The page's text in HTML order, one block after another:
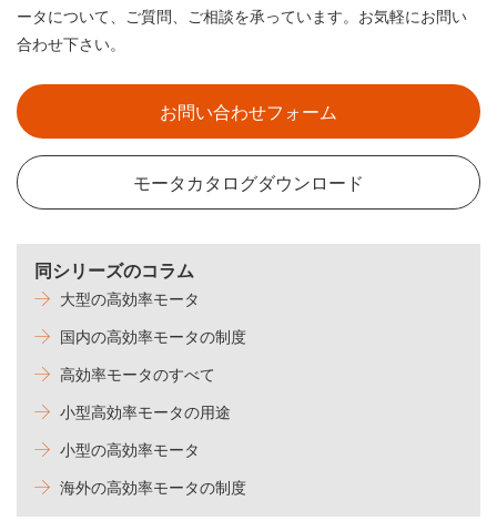
ータについて、ご質問、ご相談を承っています。お気軽にお問い
合わせ下さい。
お問い合わせフォーム
モータカタログダウンロード
同シリーズのコラム
大型の高効率モータ
国内の高効率モータの制度
高効率モータのすべて
小型高効率モータの用途
小型の高効率モータ
海外の高効率モータの制度